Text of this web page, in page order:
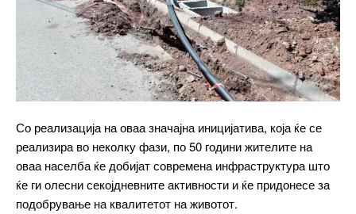
Free
бесплатно / forever
ИЗБЕРЕТЕ ПЛАН
Со реализација на оваа значајна иницијатива, која ќе се
реализира во неколку фази, по 50 години жителите на
оваа населба ќе добијат современа инфраструктура што
ќе ги олесни секојдневните активности и ќе придонесе за
подобрување на квалитетот на животот.